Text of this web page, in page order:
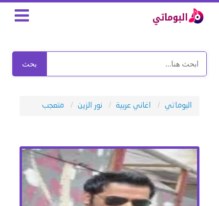
بحث
البوماتي اغاني عربية نور الزين متعجب